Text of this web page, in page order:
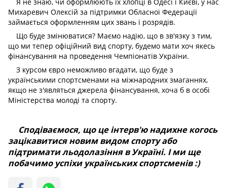
Я не знаю, чи оформлюють їх хлопці в Одесі і Києві, у нас
Михаревич Олексій за підтримки Обласної Федерації
займається оформленням цих звань і розрядів.
Що буде змінюватися? Маємо надію, що в зв'язку з тим,
що ми тепер офіційний вид спорту, будемо мати хоч якесь
фінансування на проведення Чемпіонатів України.
З курсом євро неможливо вгадати, що буде з
українськими спортсменами на міжнародних змаганнях,
якщо не з'являться джерела фінансування, хоча б в особі
Міністерства молоді та спорту.
Сподіваємося, що це інтерв'ю надихне когось
зацікавитися новим видом спорту або
підтримати льодолазіння в Україні. І ми ще
побачимо успіхи українських спортсменів :)